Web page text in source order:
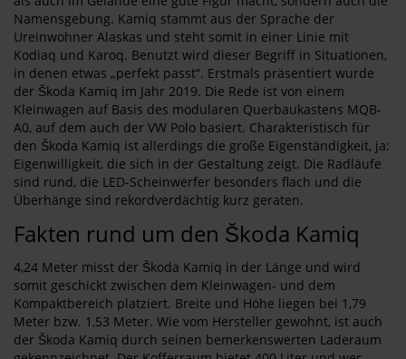
Namensgebung. Kamiq stammt aus der Sprache der
Ureinwohner Alaskas und steht somit in einer Linie mit
Kodiaq und Karoq. Benutzt wird dieser Begriff in Situationen,
in denen etwas „perfekt passt“. Erstmals präsentiert wurde
der Škoda Kamiq im Jahr 2019. Die Rede ist von einem
Kleinwagen auf Basis des modularen Querbaukastens MQB-
A0, auf dem auch der VW Polo basiert. Charakteristisch für
den Škoda Kamiq ist allerdings die große Eigenständigkeit, ja:
Eigenwilligkeit, die sich in der Gestaltung zeigt. Die Radläufe
sind rund, die LED-Scheinwerfer besonders flach und die
Überhänge sind rekordverdächtig kurz geraten.
Fakten rund um den Škoda Kamiq
4,24 Meter misst der Škoda Kamiq in der Länge und wird
somit geschickt zwischen dem Kleinwagen- und dem
Kompaktbereich platziert. Breite und Höhe liegen bei 1,79
Meter bzw. 1,53 Meter. Wie vom Hersteller gewohnt, ist auch
der Škoda Kamiq durch seinen bemerkenswerten Laderaum